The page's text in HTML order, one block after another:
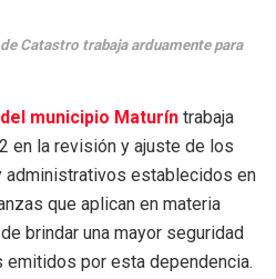
Catastro trabaja arduamente para
municipio Maturín trabaja
en la revisión y ajuste de los
establecidos en
que aplican en materia
brindar una mayor seguridad
por esta dependencia.